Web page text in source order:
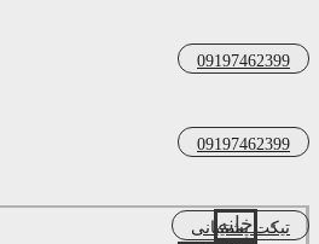
09197462399
09197462399
تیکت پشتیبانی
خانه